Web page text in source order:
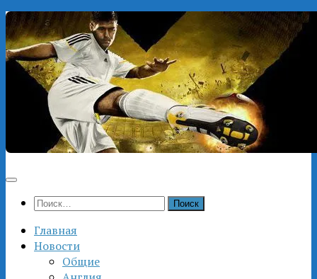
Перейти
к
содержимому
Найти:
Главная
Новости
Общие